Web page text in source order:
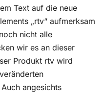
Text auf die neue
„rtv“ aufmerksam
nicht alle
wir es an dieser
Produkt rtv wird
angesichts